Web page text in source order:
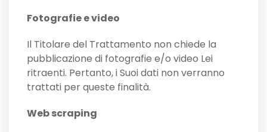
Fotografie e video
Il Titolare del Trattamento non chiede la
pubblicazione di fotografie e/o video Lei
ritraenti. Pertanto, i Suoi dati non verranno
trattati per queste finalità.
Web scraping